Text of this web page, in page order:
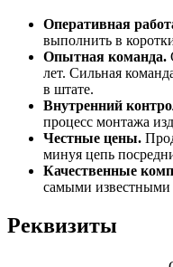
Оперативная
выполнить в
Опытная команда.
лет. Сильная
в штате.
Внутренний
процесс монтажа
Честные цены.
минуя цепь
Качественные
самыми известными
Реквизиты